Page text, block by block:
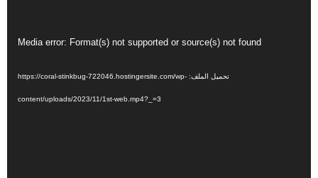
Media error: Format(s) not supported or source(s) not found
تحميل الملف: https://coral-stinkbug-722046.hostingersite.com/wp-
content/uploads/2023/11/1st-web.mp4?_=3